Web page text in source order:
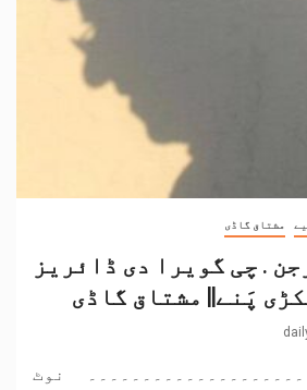
مشتاق گاڈی
. چی گویرا دی ڈائریز
پَنے|| مشتاق گاڈی
نوٹ